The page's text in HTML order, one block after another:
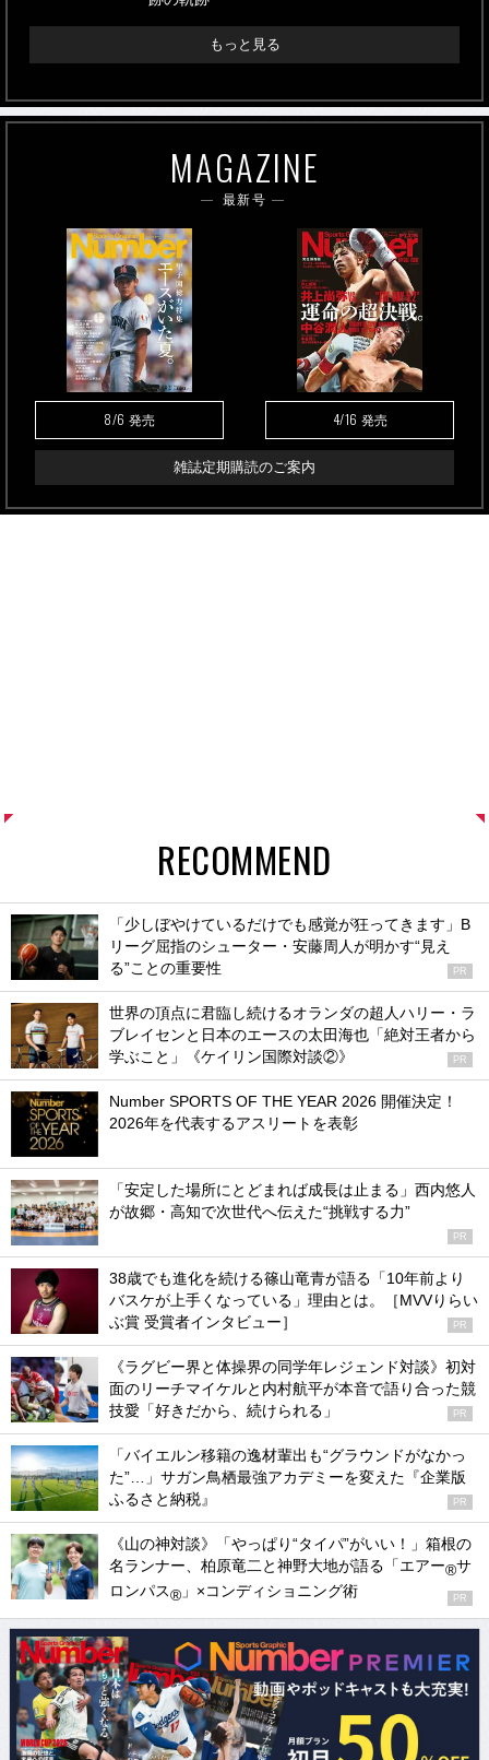
もっと見る
MAGAZINE
最新号
8/6 発売 4/16 発売
雑誌定期購読のご案内
RECOMMEND
「少しぼやけているだけでも感覚が狂ってきます」B
リーグ屈指のシューター・安藤周人が明かす“見え
る”ことの重要性
PR
世界の頂点に君臨し続けるオランダの超人ハリー・ラ
ブレイセンと日本のエースの太田海也「絶対王者から
学ぶこと」《ケイリン国際対談②》
PR
Number SPORTS OF THE YEAR 2026 開催決定！
2026年を代表するアスリートを表彰
「安定した場所にとどまれば成長は止まる」西内悠人
が故郷・高知で次世代へ伝えた“挑戦する力”
PR
38歳でも進化を続ける篠山竜青が語る「10年前より
バスケが上手くなっている」理由とは。［MVVりらい
ぶ賞 受賞者インタビュー］
PR
《ラグビー界と体操界の同学年レジェンド対談》初対
面のリーチマイケルと内村航平が本音で語り合った競
技愛「好きだから、続けられる」
PR
「バイエルン移籍の逸材輩出も“グラウンドがなかっ
た”…」サガン鳥栖最強アカデミーを変えた『企業版
ふるさと納税』
PR
《山の神対談》「やっぱり“タイパ”がいい！」箱根の
名ランナー、柏原竜二と神野大地が語る「エアー®サ
ロンパス® 」×コンディショニング術 PR